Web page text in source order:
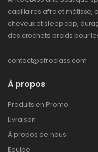
capillaires afro et métisse,
cheveux et sleep cap,
des crochets braids pour
contact@afroclass.com
À propos
Produits en Promo
Livraison
À propos de nous
Equipe